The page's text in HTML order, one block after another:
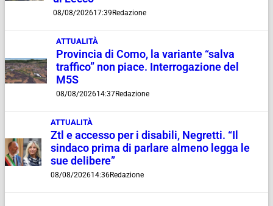
08/08/202617:39 Redazione
ATTUALITÀ
Provincia di Como, la variante “salva
traffico” non piace. Interrogazione del
M5S
08/08/202614:37Redazione
ATTUALITÀ
Ztl e accesso per i disabili, Negretti. “Il
sindaco prima di parlare almeno legga le
sue delibere”
08/08/202614:36Redazione